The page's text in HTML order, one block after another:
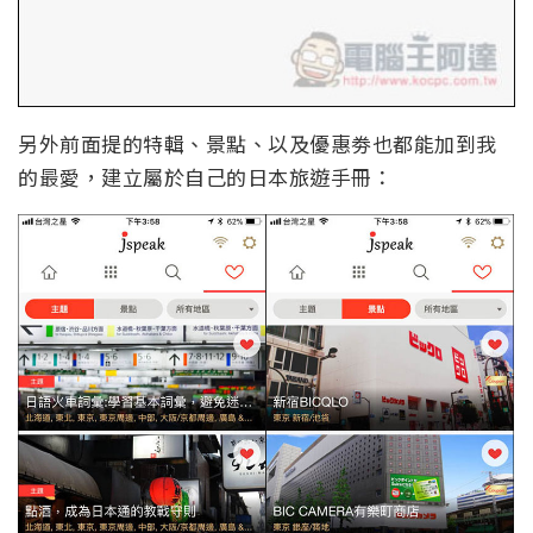
另外前面提的特輯、景點、以及優惠劵也都能加到我
的最愛，建立屬於自己的日本旅遊手冊：